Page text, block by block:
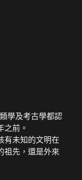
學及考古學都認
之前。
有未知的文明在
祖先，還是外來